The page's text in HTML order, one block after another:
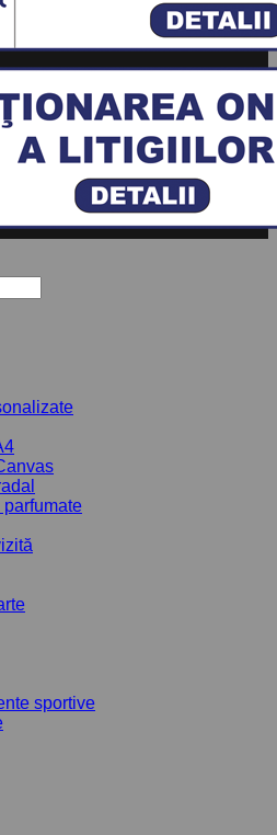
parfumate
sportive